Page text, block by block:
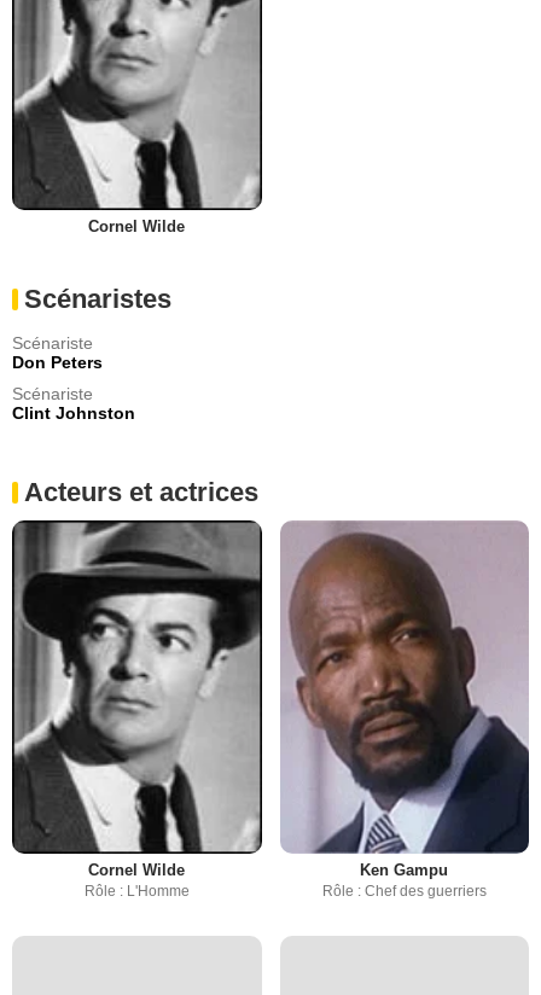
Cornel Wilde
Scénaristes
Scénariste
Don Peters
Scénariste
Clint Johnston
Acteurs et actrices
Cornel Wilde
Rôle : L'Homme
Ken Gampu
Rôle : Chef des guerriers